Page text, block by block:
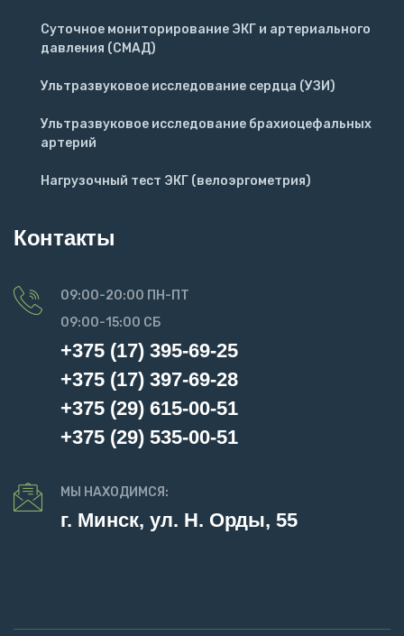
Суточное мониторирование ЭКГ и артериального
давления (СМАД)
Ультразвуковое исследование сердца (УЗИ)
Ультразвуковое исследование брахиоцефальных
артерий
Нагрузочный тест ЭКГ (велоэргометрия)
Контакты
09:00-20:00 ПН-ПТ
09:00-15:00 СБ
+375 (17) 395-69-25
+375 (17) 397-69-28
+375 (29) 615-00-51
+375 (29) 535-00-51
МЫ НАХОДИМСЯ:
г. Минск, ул. Н. Орды, 55